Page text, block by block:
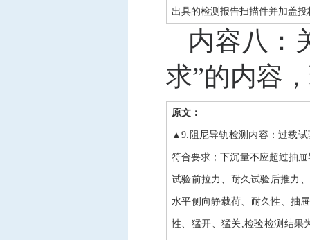
出具的检测报告扫描件并加盖
内容八：
求”的内容
原文：
▲9.阻尼导轨检测内容：过载
符合要求；下沉量不应超过抽
试验前拉力、耐久试验后推力
水平侧向静载荷、耐久性、抽
性、猛开、猛关,检验检测结果